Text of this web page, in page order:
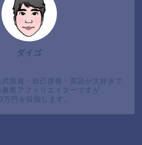
ダイゴ
投資・自己啓発・英語が大好きで
業アフィリエイターですが、
円を目指します。